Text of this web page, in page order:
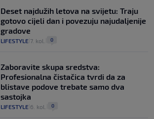
Deset najdužih letova na svijetu: Traju
gotovo cijeli dan i povezuju najudaljenije
gradove
LIFESTYLE 7. kol. 0
Zaboravite skupa sredstva:
Profesionalna čistačica tvrdi da za
blistave podove trebate samo dva
sastojka
LIFESTYLE 6. kol. 0